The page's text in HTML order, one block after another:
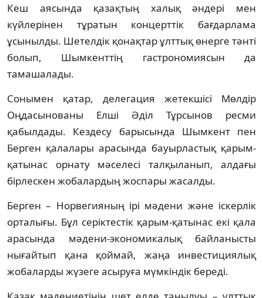
Кеш аясында қазақтың халық әндері мен
күйлерінен тұратын концерттік бағдарлама
ұсынылды. Шетелдік қонақтар ұлттық өнерге тәнті
болып, Шымкенттің гастрономиясын да
тамашалады.
Сонымен қатар, делегация жетекшісі Мөлдір
Оңдасынованы Елші Әділ Тұрсынов ресми
қабылдады. Кездесу барысында Шымкент пен
Берген қалалары арасында бауырластық қарым-
қатынас орнату мәселесі талқыланып, алдағы
бірлескен жобалардың жоспары жасалды.
Берген – Норвегияның ірі мәдени және іскерлік
орталығы. Бұл серіктестік қарым-қатынас екі қала
арасында мәдени-экономикалық байланысты
нығайтып қана қоймай, жаңа инвестициялық
жобаларды жүзеге асыруға мүмкіндік береді.